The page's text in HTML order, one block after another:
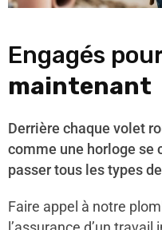
Engagés
maintenant
Derrière chaque volet
comme une horloge se
passer tous les types
Faire appel à notre